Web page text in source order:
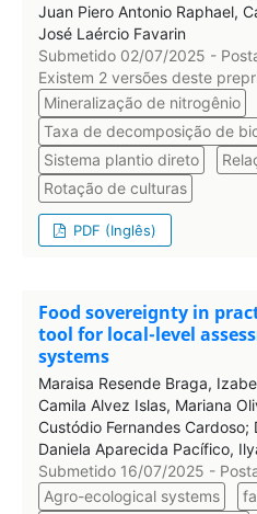
Juan Piero Antonio Raphael,
José Laércio Favarin
Submetido 02/07/2025 -
Existem 2 versões deste
Mineralização de nitrogênio
Taxa de decomposição de
Sistema plantio direto
Rotação de culturas
PDF (Inglês)
Food sovereignty in
tool for local-level
systems
Maraisa Resende Braga,
Camila Alvez Islas, Mariana
Custódio Fernandes Cardoso;
Daniela Aparecida Pacífico,
Submetido 16/07/2025 -
Agro-ecological systems